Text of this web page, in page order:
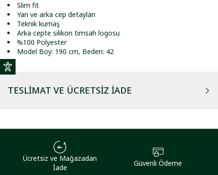
Slim fit
Yan ve arka cep detayları
Teknik kumaş
Arka cepte silikon timsah logosu
%100 Polyester
Model Boy: 190 cm, Beden: 42
TESLIMAT VE ÜCRETSIZ İADE
Ücretsiz ve Mağazadan
İade
Güvenli Ödeme